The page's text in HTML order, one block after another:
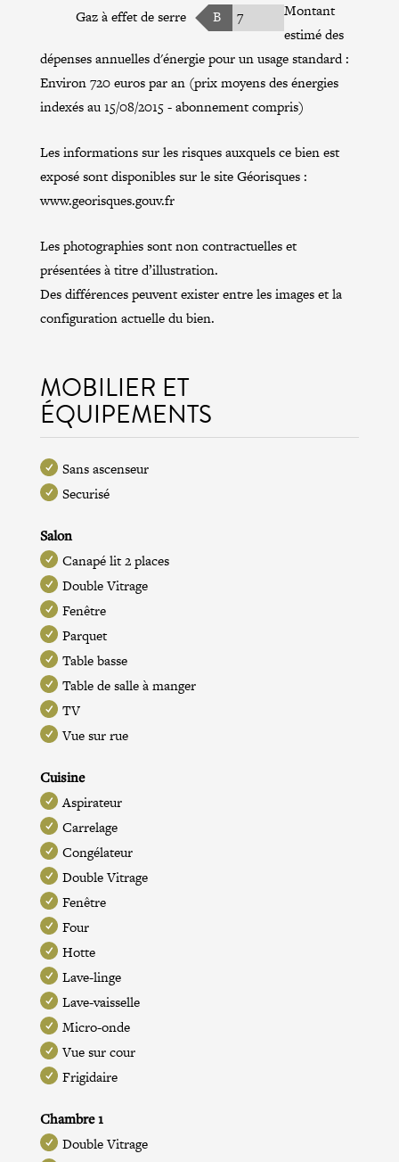
Gaz à effet de serre B 7
Montant
estimé des
dépenses annuelles d'énergie pour un usage standard :
Environ 720 euros par an (prix moyens des énergies
indexés au 15/08/2015 - abonnement compris)
Les informations sur les risques auxquels ce bien est
exposé sont disponibles sur le site Géorisques :
www.georisques.gouv.fr
Les photographies sont non contractuelles et
présentées à titre d’illustration.
Des différences peuvent exister entre les images et la
configuration actuelle du bien.
MOBILIER ET
ÉQUIPEMENTS
Sans ascenseur
Securisé
Salon
Canapé lit 2 places
Double Vitrage
Fenêtre
Parquet
Table basse
Table de salle à manger
TV
Vue sur rue
Cuisine
Aspirateur
Carrelage
Congélateur
Double Vitrage
Fenêtre
Four
Hotte
Lave-linge
Lave-vaisselle
Micro-onde
Vue sur cour
Frigidaire
Chambre 1
Double Vitrage